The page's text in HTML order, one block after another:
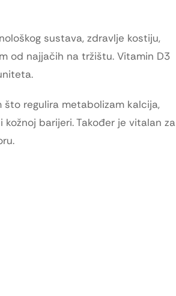
sustava, zdravlje kostiju,
od najjačih na tržištu. Vitamin D3
što regulira metabolizam kalcija,
barijeri. Također je vitalan za